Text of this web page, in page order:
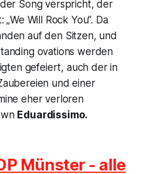
Song verspricht, der
„We Will Rock You“. Da
auf den Sitzen, und
ovations werden
gefeiert, auch der in
und einer
eher verloren
Eduardissimo.
Münster - alle